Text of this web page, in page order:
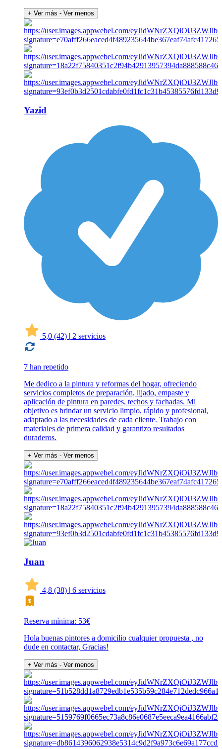
+ Ver más - Ver menos
Yazid
5,0 (42) | 2 servicios
7 han repetido
Me dedico a la pintura y reformas del hogar, ofreciendo
servicios completos de preparación, lijado, empaste y
aplicación de pintura en paredes, techos y fachadas. Mi
objetivo es brindar un servicio limpio, rápido y profesional,
adaptado a las necesidades de cada cliente. Trabajo con
materiales de primera calidad y garantizo resultados
duraderos.
+ Ver más - Ver menos
Juan
4,8 (38) | 6 servicios
Reserva mínima: 53€
Hola buenas pintores a domicilio cualquier propuesta , no
dude en contactar, Gracias!
+ Ver más - Ver menos